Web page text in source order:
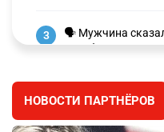
3
🗣 Мужчина
заработал
🐏 Скота больше,
Казахстане
НОВОСТИ ПАРТНЁРОВ